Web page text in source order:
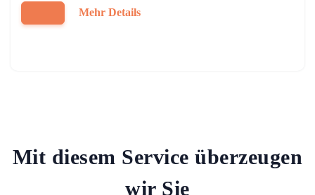
Mehr Details
Mit diesem Service überzeugen
wir Sie